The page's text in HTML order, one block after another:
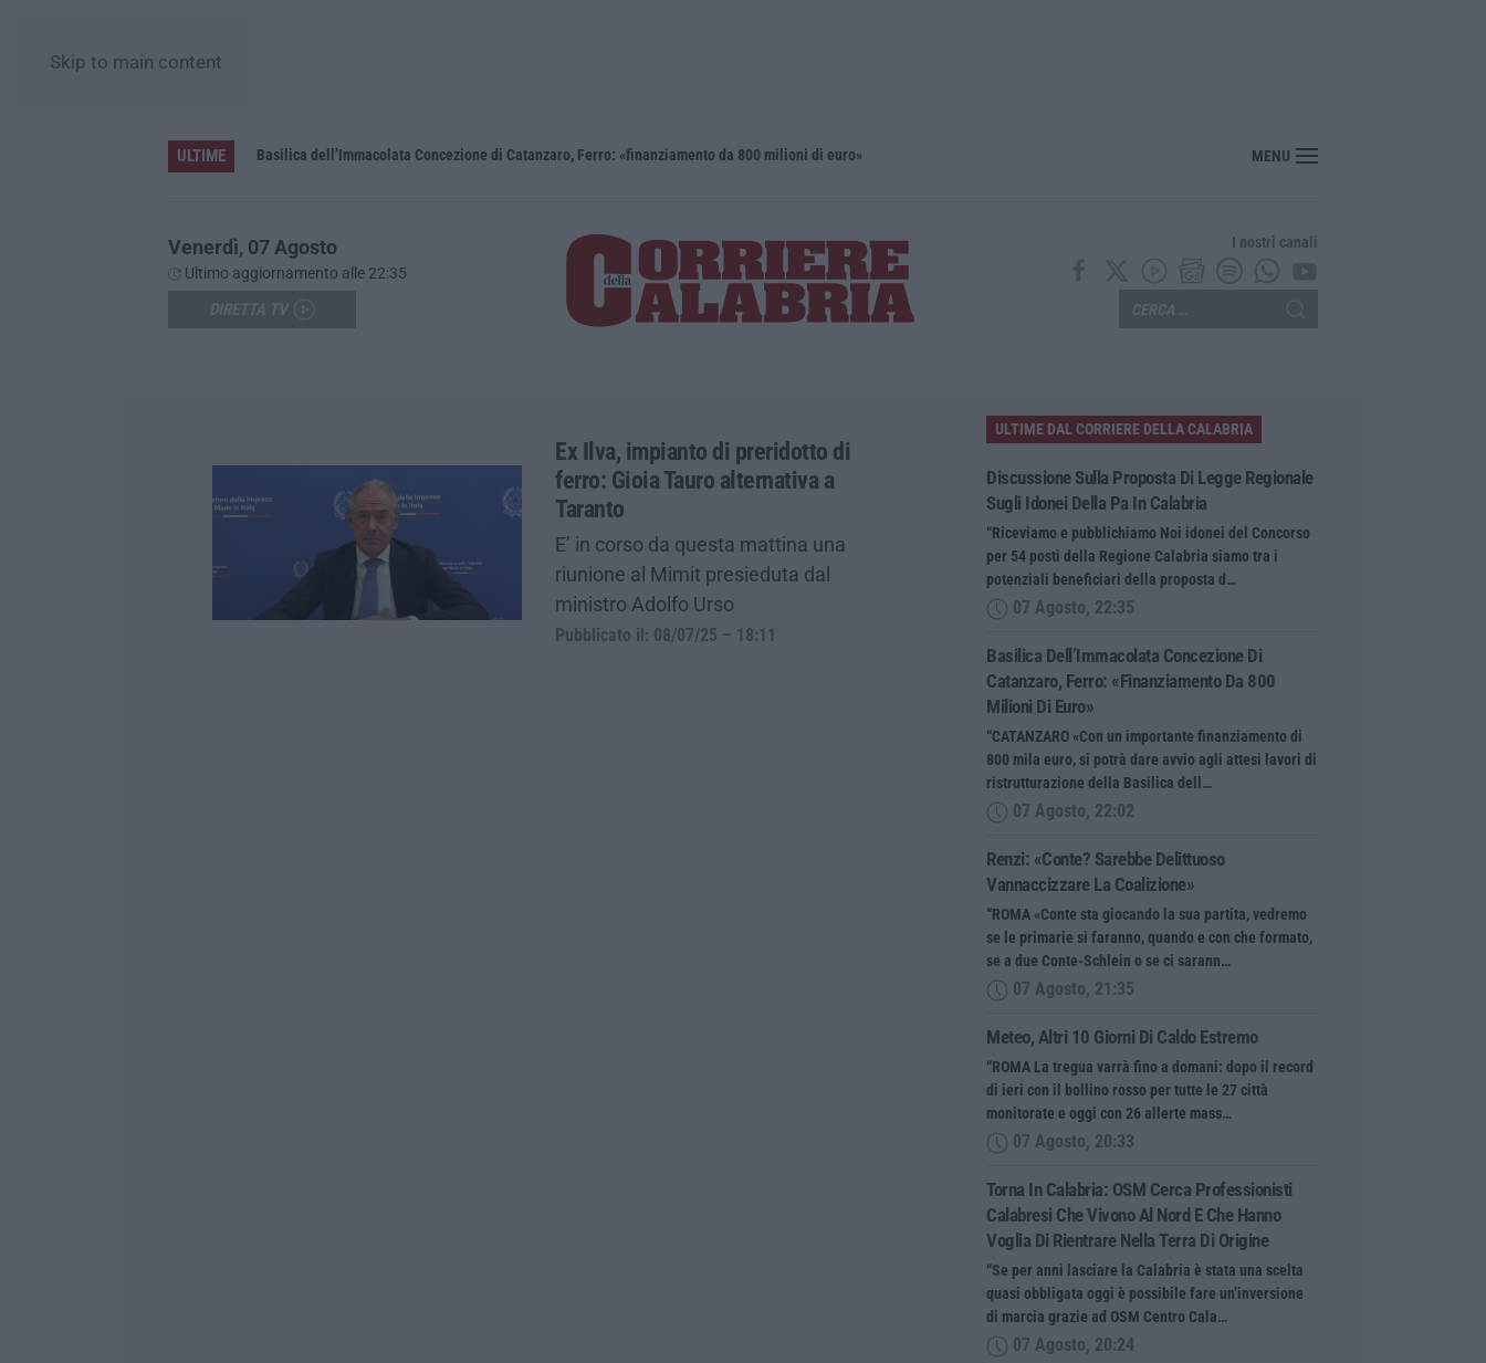
Skip to main content
ULTIME Basilica dell’Immacolata Concezione di Catanzaro, Ferro: «finanziamento da 800 milioni di euro» Renzi: «Conte? Sarebbe delittuoso vannaccizzare la coalizione»
MENU
Venerdì, 07 Agosto
Ultimo aggiornamento alle 22:35
I nostri canali
Ex Ilva, impianto di preridotto di
ferro: Gioia Tauro alternativa a
Taranto
E’ in corso da questa mattina una
riunione al Mimit presieduta dal
ministro Adolfo Urso
Pubblicato il: 08/07/25 – 18:11
ULTIME DAL CORRIERE DELLA CALABRIA
Discussione Sulla Proposta Di Legge Regionale
Sugli Idonei Della Pa In Calabria
“Riceviamo e pubblichiamo Noi idonei del Concorso
per 54 posti della Regione Calabria siamo tra i
potenziali beneficiari della proposta d…
07 Agosto, 22:35
Basilica Dell’Immacolata Concezione Di
Catanzaro, Ferro: «finanziamento Da 800
Milioni Di Euro»
“CATANZARO «Con un importante finanziamento di
800 mila euro, si potrà dare avvio agli attesi lavori di
ristrutturazione della Basilica dell…
07 Agosto, 22:02
Renzi: «Conte? Sarebbe Delittuoso
Vannaccizzare La Coalizione»
“ROMA «Conte sta giocando la sua partita, vedremo
se le primarie si faranno, quando e con che formato,
se a due Conte-Schlein o se ci sarann…
07 Agosto, 21:35
Meteo, Altri 10 Giorni Di Caldo Estremo
“ROMA La tregua varrà fino a domani: dopo il record
di ieri con il bollino rosso per tutte le 27 città
monitorate e oggi con 26 allerte mass…
07 Agosto, 20:33
Torna In Calabria: OSM Cerca Professionisti
Calabresi Che Vivono Al Nord E Che Hanno
Voglia Di Rientrare Nella Terra Di Origine
“Se per anni lasciare la Calabria è stata una scelta
quasi obbligata oggi è possibile fare un’inversione
di marcia grazie ad OSM Centro Cala…
07 Agosto, 20:24